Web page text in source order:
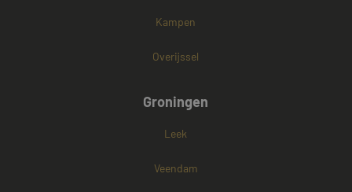
Kampen
Overijssel
Groningen
Leek
Veendam